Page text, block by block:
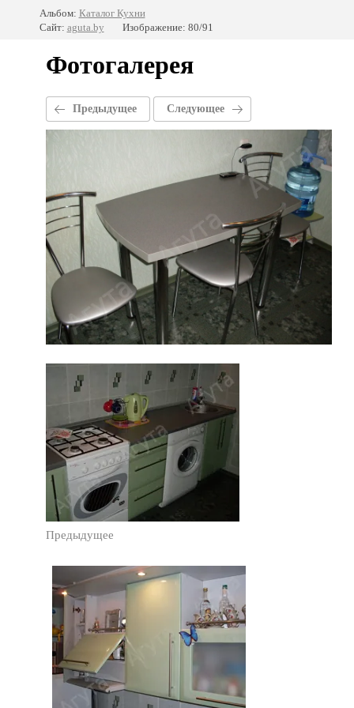
Альбом: Каталог Кухни
Сайт: aguta.by Изображение: 80/91
Фотогалерея
Предыдущее Следующее
Предыдущее